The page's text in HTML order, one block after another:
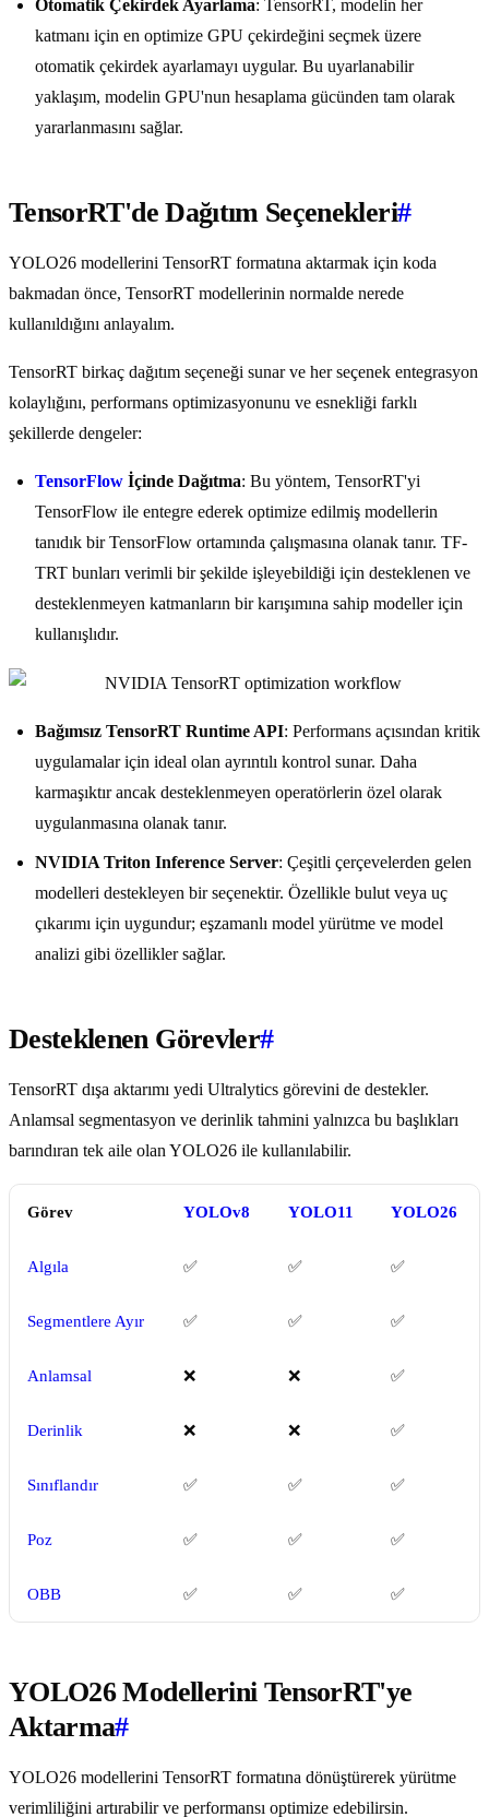
Otomatik Çekirdek Ayarlama: TensorRT, modelin her
katmanı için en optimize GPU çekirdeğini seçmek üzere
otomatik çekirdek ayarlamayı uygular. Bu uyarlanabilir
yaklaşım, modelin GPU'nun hesaplama gücünden tam olarak
yararlanmasını sağlar.
TensorRT'de Dağıtım Seçenekleri#
YOLO26 modellerini TensorRT formatına aktarmak için koda
bakmadan önce, TensorRT modellerinin normalde nerede
kullanıldığını anlayalım.
TensorRT birkaç dağıtım seçeneği sunar ve her seçenek entegrasyon
kolaylığını, performans optimizasyonunu ve esnekliği farklı
şekillerde dengeler:
TensorFlow İçinde Dağıtma: Bu yöntem, TensorRT'yi
TensorFlow ile entegre ederek optimize edilmiş modellerin
tanıdık bir TensorFlow ortamında çalışmasına olanak tanır. TF-
TRT bunları verimli bir şekilde işleyebildiği için desteklenen ve
desteklenmeyen katmanların bir karışımına sahip modeller için
kullanışlıdır.
Bağımsız TensorRT Runtime API: Performans açısından kritik
uygulamalar için ideal olan ayrıntılı kontrol sunar. Daha
karmaşıktır ancak desteklenmeyen operatörlerin özel olarak
uygulanmasına olanak tanır.
NVIDIA Triton Inference Server: Çeşitli çerçevelerden gelen
modelleri destekleyen bir seçenektir. Özellikle bulut veya uç
çıkarımı için uygundur; eşzamanlı model yürütme ve model
analizi gibi özellikler sağlar.
Desteklenen Görevler#
TensorRT dışa aktarımı yedi Ultralytics görevini de destekler.
Anlamsal segmentasyon ve derinlik tahmini yalnızca bu başlıkları
barındıran tek aile olan YOLO26 ile kullanılabilir.
Görev YOLOv8 YOLO11 YOLO26
Algıla ✅ ✅ ✅
Segmentlere Ayır ✅ ✅ ✅
Anlamsal ❌ ❌ ✅
Derinlik ❌ ❌ ✅
Sınıflandır ✅ ✅ ✅
Poz ✅ ✅ ✅
OBB ✅ ✅ ✅
YOLO26 Modellerini TensorRT'ye
Aktarma#
YOLO26 modellerini TensorRT formatına dönüştürerek yürütme
verimliliğini artırabilir ve performansı optimize edebilirsin.